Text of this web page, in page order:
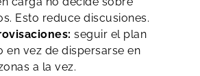
Esto reduce discusiones.
seguir el plan
en vez de dispersarse en
a la vez.